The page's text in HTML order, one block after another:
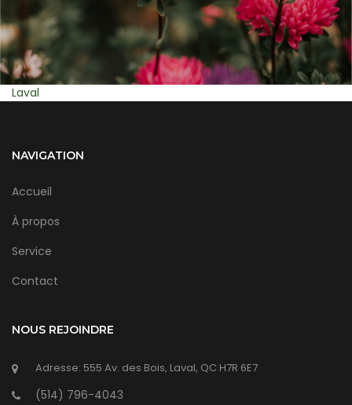
NAVIGATION
Accueil
À propos
Service
Contact
NOUS REJOINDRE
Adresse: 555 Av. des Bois, Laval, QC H7R 6E7
(514) 796-4043